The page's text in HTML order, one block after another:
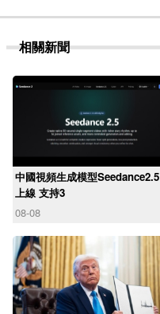
相關新聞
中國視頻生成模型Seedance2.5
上線 支持3
08-08